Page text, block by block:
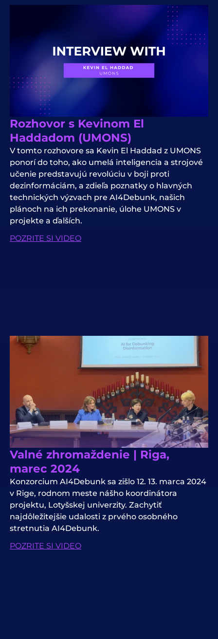
Rozhovor s Kevinom El
Haddadom (UMONS)
V tomto rozhovore sa Kevin El Haddad z UMONS
ponorí do toho, ako umelá inteligencia a strojové
učenie predstavujú revolúciu v boji proti
dezinformáciám, a zdieľa poznatky o hlavných
technických výzvach pre AI4Debunk, našich
plánoch na ich prekonanie, úlohe UMONS v
projekte a ďalších.
POZRITE SI VIDEO
Valné zhromaždenie | Riga,
marec 2024
Konzorcium AI4Debunk sa zišlo 12. 13. marca 2024
v Rige, rodnom meste nášho koordinátora
projektu, Lotyšskej univerzity. Zachytiť
najdôležitejšie udalosti z prvého osobného
stretnutia AI4Debunk.
POZRITE SI VIDEO